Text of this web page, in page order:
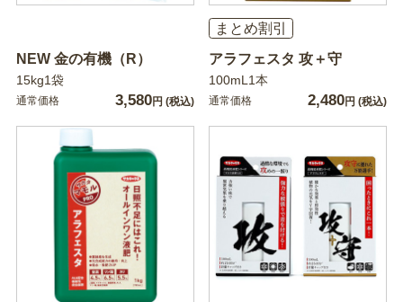
NEW 金の有機（R）
15kg1袋
通常価格 3,580円 (税込)
まとめ割引
アラフェスタ 攻＋守
100mL1本
通常価格 2,480円 (税込)